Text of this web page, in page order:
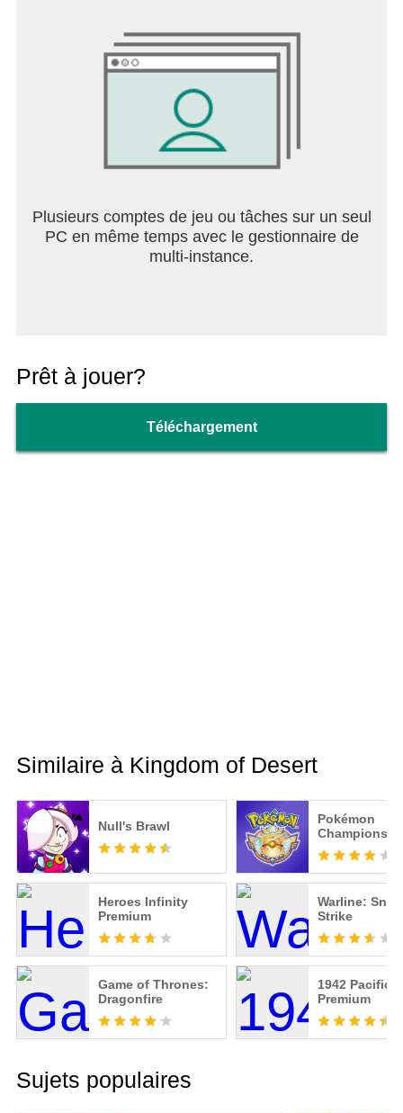
Plusieurs comptes de jeu ou tâches sur un seul
PC en même temps avec le gestionnaire de
multi-instance.
Prêt à jouer?
Téléchargement
Similaire à Kingdom of Desert
Null's Brawl
Pokémon
Champions
Heroes Infinity
Premium
Warline:
Strike
Game of Thrones:
Dragonfire
1942 Pacific
Premium
Sujets populaires